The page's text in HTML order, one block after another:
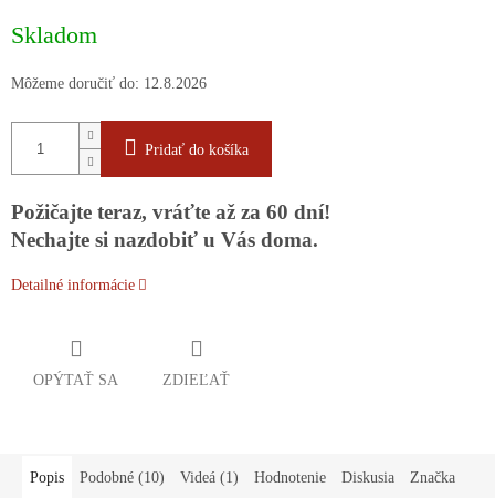
cena:
Skladom
Môžeme doručiť do: 12.8.2026
Pridať do košíka
Požičajte teraz, vráťte až za 60 dní!
Nechajte si nazdobiť u Vás doma.
Detailné informácie
OPÝTAŤ SA ZDIEĽAŤ
Popis Podobné (10) Videá (1) Hodnotenie Diskusia Značka